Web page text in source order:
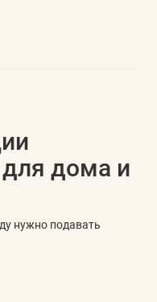
дома и
нужно подавать
Такие